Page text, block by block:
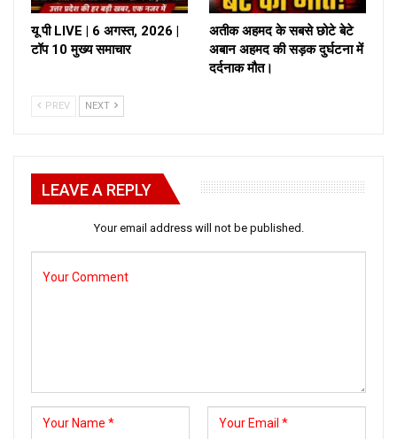
यू पी LIVE | 6 अगस्त, 2026 |
टॉप 10 मुख्य समाचार
अतीक अहमद के सबसे छोटे बेटे
अबान अहमद की सड़क दुर्घटना में
दर्दनाक मौत।
PREV NEXT
LEAVE A REPLY
Your email address will not be published.